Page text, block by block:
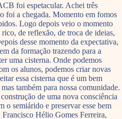
foi espetacular. Achei três
foi a chegada. Momento em fomos
Logo depois veio o momento
de reflexão, de troca de ideias,
desse momento da expectativa,
da formação trazendo para a
uma cisterna. Onde podemos
os alunos, podemos criar novas
essa cisterna que é um bem
também para nossa comunidade.
de uma nova consciência
o semiárido e preservar esse bem
Francisco Hélio Gomes Ferreira,